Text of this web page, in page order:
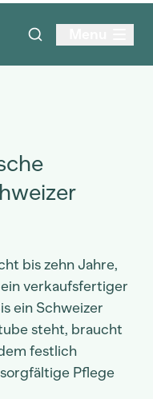
bis zehn Jahre,
verkaufsfertiger
ein Schweizer
steht, braucht
festlich
Pflege